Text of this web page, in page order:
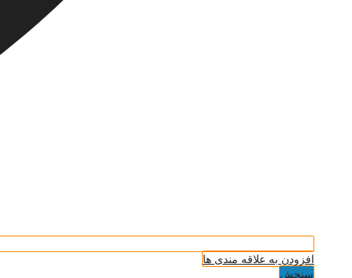
افزودن به علاقه مندی ها
سنجش